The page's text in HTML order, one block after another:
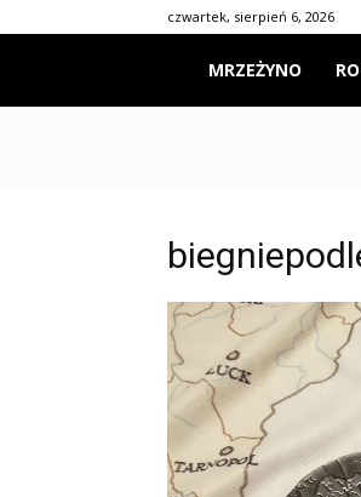
czwartek, sierpień 6, 2026
Mrzeżyno24
MRZEŻYNO